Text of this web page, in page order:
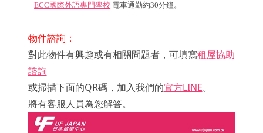
ECC國際外語專門學校 電車通勤約30分鐘。
物件諮詢：
對此物件有興趣或有相關問題者，可填寫租屋協助
諮詢
或掃描下面的QR碼，加入我們的官方LINE。
將有客服人員為您解答。